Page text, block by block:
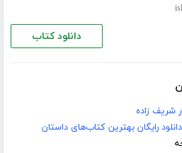
دانلود کتاب
شریف زاده
دانلود رایگان بهترین کتاب‌های داستان